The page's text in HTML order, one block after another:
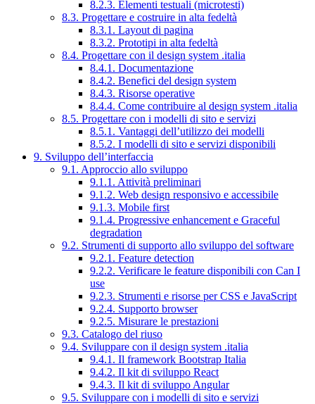
8.2.3. Elementi testuali (microtesti)
8.3. Progettare e costruire in alta fedeltà
8.3.1. Layout di pagina
8.3.2. Prototipi in alta fedeltà
8.4. Progettare con il design system .italia
8.4.1. Documentazione
8.4.2. Benefici del design system
8.4.3. Risorse operative
8.4.4. Come contribuire al design system .italia
8.5. Progettare con i modelli di sito e servizi
8.5.1. Vantaggi dell’utilizzo dei modelli
8.5.2. I modelli di sito e servizi disponibili
9. Sviluppo dell’interfaccia
9.1. Approccio allo sviluppo
9.1.1. Attività preliminari
9.1.2. Web design responsivo e accessibile
9.1.3. Mobile first
9.1.4. Progressive enhancement e Graceful
degradation
9.2. Strumenti di supporto allo sviluppo del software
9.2.1. Feature detection
9.2.2. Verificare le feature disponibili con Can I
use
9.2.3. Strumenti e risorse per CSS e JavaScript
9.2.4. Supporto browser
9.2.5. Misurare le prestazioni
9.3. Catalogo del riuso
9.4. Sviluppare con il design system .italia
9.4.1. Il framework Bootstrap Italia
9.4.2. Il kit di sviluppo React
9.4.3. Il kit di sviluppo Angular
9.5. Sviluppare con i modelli di sito e servizi